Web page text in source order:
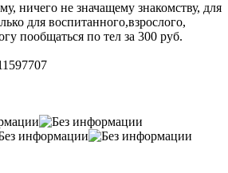
ничего не значащему знакомству, для
для воспитанного,взрослого,
пообщаться по тел за 300 руб.